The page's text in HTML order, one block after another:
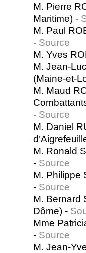
M. Pierre
Maritime) -
M. Paul
- Source
M. Yves
M. Jean-
(Maine-et-
M. Maud
- Source
M. Daniel
M. Ronald
- Source
M. Philippe
- Source
M. Bernard
Dôme) -
Mme
- Source
M. Jean-